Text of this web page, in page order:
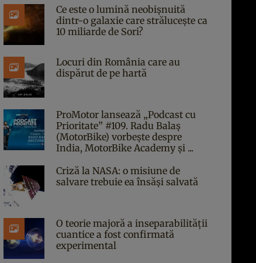
Ce este o lumină neobișnuită
dintr-o galaxie care strălucește ca
10 miliarde de Sori?
Locuri din România care au
dispărut de pe hartă
ProMotor lansează „Podcast cu
Prioritate” #109. Radu Balaș
(MotorBike) vorbește despre
India, MotorBike Academy și ...
Criză la NASA: o misiune de
salvare trebuie ea însăși salvată
O teorie majoră a inseparabilității
cuantice a fost confirmată
experimental